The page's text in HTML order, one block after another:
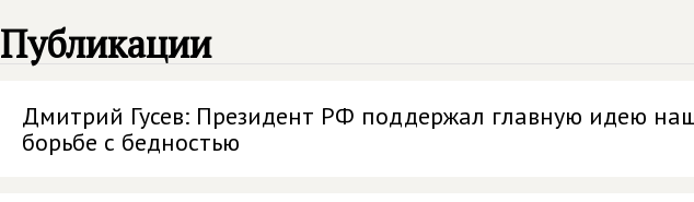
Публикации
Дмитрий Гусев: Президент РФ поддержал главную идею
борьбе с бедностью